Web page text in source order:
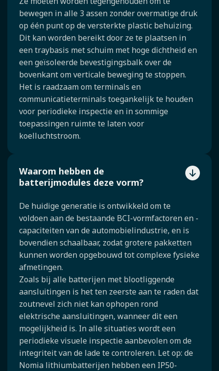
bewegen in alle 3 assen zonder overmatige druk
op één punt op de versterkte plastic behuizing.
Dit kan worden bereikt door ze te plaatsen in
een traybasis met schuim met hoge dichtheid en
een geïsoleerde bevestigingsbalk over de
bovenkant om verticale beweging te stoppen.
Het is raadzaam om terminals en
communicatieterminals toegankelijk te houden
voor periodieke inspectie en in sommige
toepassingen ruimte te laten voor
koelluchtstroom.
Waarom hebben de
batterijmodules deze vorm?
De huidige generatie is ontwikkeld om te
voldoen aan de bestaande BCI-vormfactoren en -
capaciteiten van de automobielindustrie, en is
bovendien schaalbaar, zodat grotere pakketten
kunnen worden opgebouwd tot complexe fysieke
afmetingen.
Zoals bij alle batterijen met blootliggende
aansluitingen is het ten zeerste aan te raden dat
zoutnevel zich niet kan ophopen rond
elektrische aansluitingen, wanneer dit een
mogelijkheid is. In alle situaties wordt een
periodieke visuele inspectie aanbevolen om de
integriteit van de lade te controleren. Let op: de
Nomia lithiumbatterijen hebben een IP50-